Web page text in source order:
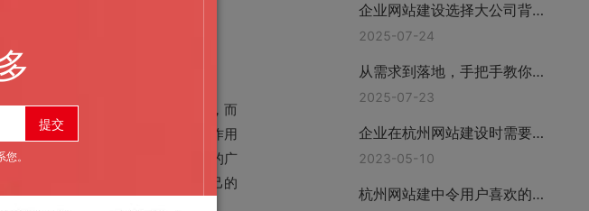
广类型有很多，但并非全都去做，而
备进行访问，那么网络对他们的作用
表示会去访问网站。因此网络上的广
通过图片或者文字链接跳转到自己的
企业网站建设选择大公司背后
的逻辑 浙江格加
2025-07-24
从需求到落地，手把手教你挑
对网站建站公司—上海互橙建
2025-07-23
企业在杭州网站建设时需要准
备哪些资料?
2023-05-10
杭州网站建中令用户喜欢的功
。